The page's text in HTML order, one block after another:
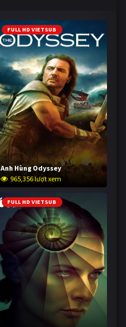
FULL HD VIETSUB
Anh Hùng Odyssey
965,356 lượt xem
FULL HD VIETSUB